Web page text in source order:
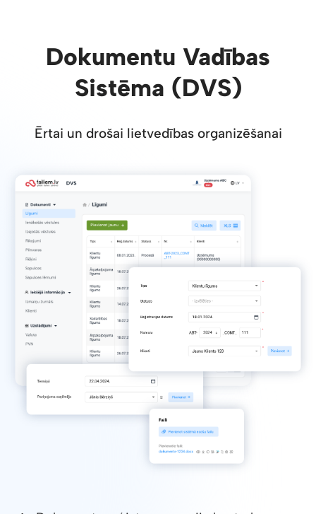
Dokumentu Vadības
Sistēma (DVS)
Ērtai un drošai lietvedības organizēšanai